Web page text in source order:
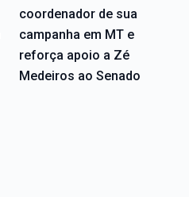
coordenador de sua
campanha em MT e
reforça apoio a Zé
Medeiros ao Senado